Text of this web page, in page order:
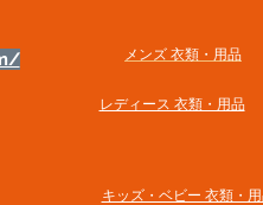
メンズ 衣類・用品
​レディース 衣類・用品
キッズ・ベビー 衣類・